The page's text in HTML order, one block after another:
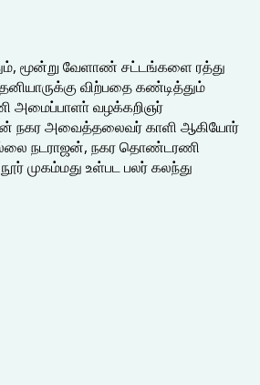
மூன்று வேளாண் சட்டங்களை ரத்து
விற்பதை கண்டித்தும்
அமைப்பாளா் வழக்கறிஞர்
நகர அவைத்தலைவர் காளி ஆகியோர்
நடராஜன், நகர தொண்டரணி
முகம்மது உள்பட பலர் கலந்து